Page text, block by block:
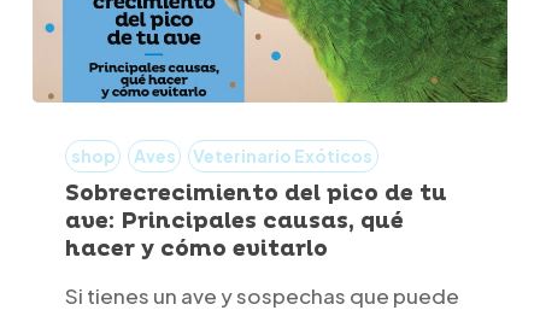
pico
ave:
shop Aves Veterinario Exóticos
Sobrecrecimiento del pico de tu
ave: Principales causas, qué
hacer y cómo evitarlo
Si tienes un ave y sospechas que puede